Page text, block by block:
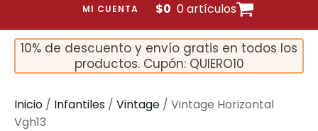
MI CUENTA $0 0 artículos
10% de descuento y envío gratis en todos los
productos. Cupón: QUIERO10
Inicio / Infantiles / Vintage / Vintage Horizontal
Vgh13